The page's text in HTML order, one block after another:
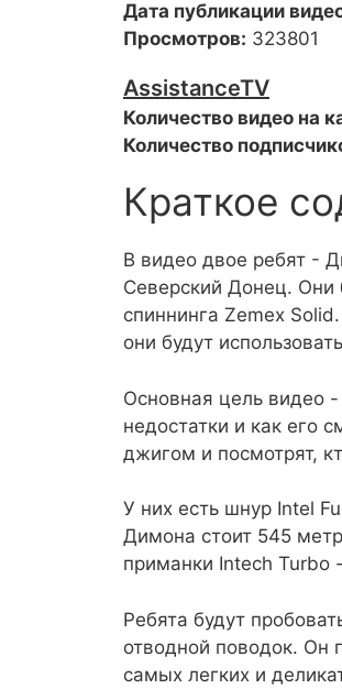
Дата публикации
Просмотров: 323801
AssistanceTV
Количество видео на
Количество
Краткое
В видео двое ребят -
Северский Донец. Они
спиннинга Zemex
они будут
Основная цель видео -
недостатки и как его
джигом и посмотрят,
У них есть шнур Intel
Димона стоит 545
приманки Intech
Ребята будут
отводной поводок. Он
самых легких и